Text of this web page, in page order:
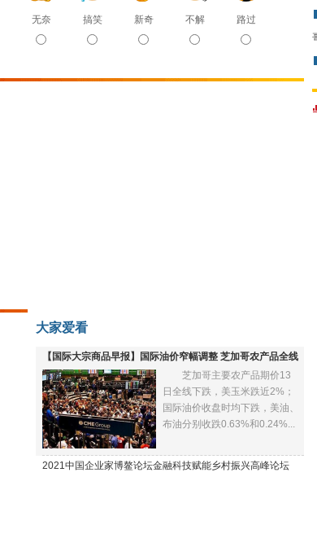
无奈 搞笑 新奇 不解 路过
大家爱看
【国际大宗商品早报】国际油价窄幅调整 芝加哥农产品全线
下跌
芝加哥主要农产品期价13
日全线下跌，美玉米跌近2%；
国际油价收盘时均下跌，美油、
布油分别收跌0.63%和0.24%...
2021中国企业家博鳌论坛金融科技赋能乡村振兴高峰论坛